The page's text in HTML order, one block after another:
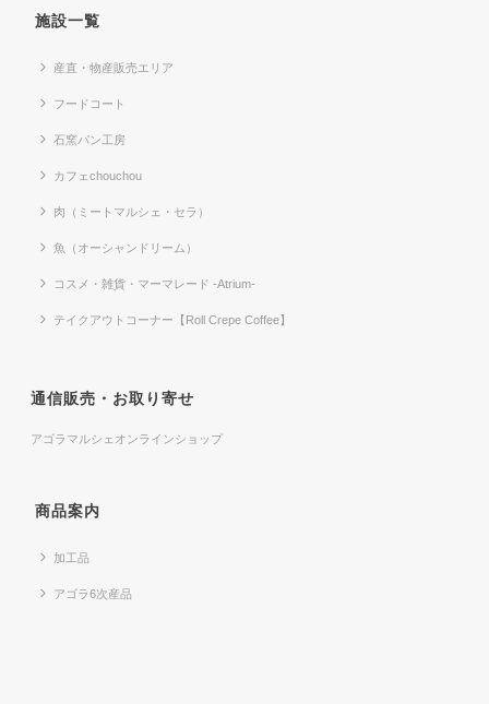
施設一覧
産直・物産販売エリア
フードコート
石窯パン工房
カフェchouchou
肉（ミートマルシェ・セラ）
魚（オーシャンドリーム）
コスメ・雑貨・マーマレード -Atrium-
テイクアウトコーナー【Roll Crepe Coffee】
通信販売・お取り寄せ
アゴラマルシェオンラインショップ
商品案内
加工品
アゴラ6次産品